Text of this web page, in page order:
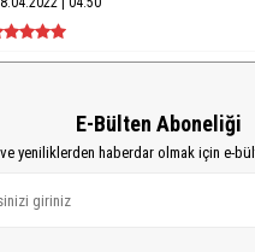
E-Bülten Aboneliği
yeniliklerden haberdar olmak için e-